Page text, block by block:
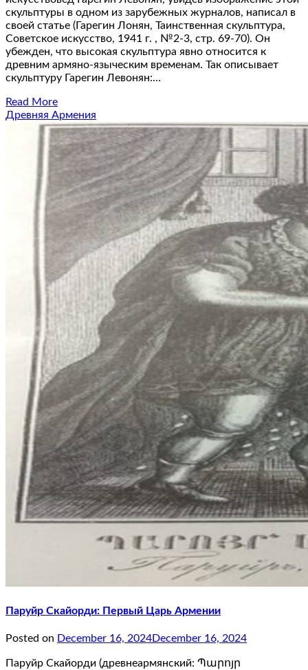
скульптуры в одном из зарубежных журналов, написал в
своей статье (Гарегин Лонян, Таинственная скульптура,
Советское искусство, 1941 г. , №2-3, стр. 69-70). Он
убежден, что высокая скульптура явно относится к
древним армяно-языческим временам. Так описывает
скульптуру Гарегин Левонян:…
Read More
Древняя Армения
Паруйр Скайорди: Первый Царь Армении
Posted on December 16, 2024December 16, 2024
Паруйр Скайорди (древнеармянский: Պարոյր